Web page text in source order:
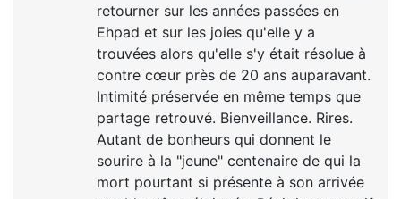
retourner sur les années passées en
Ehpad et sur les joies qu'elle y a
trouvées alors qu'elle s'y était résolue à
contre cœur près de 20 ans auparavant.
Intimité préservée en même temps que
partage retrouvé. Bienveillance. Rires.
Autant de bonheurs qui donnent le
sourire à la "jeune" centenaire de qui la
mort pourtant si présente à son arrivée